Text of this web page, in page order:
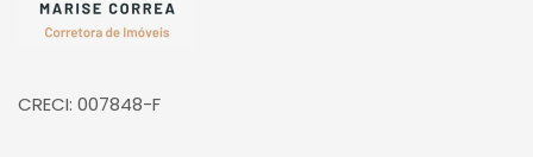
CRECI: 007848-F